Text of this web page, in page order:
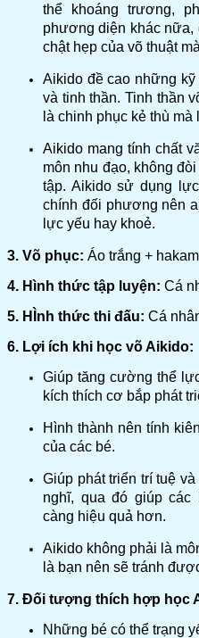
thể khoáng trương,
phương diện khác nữa,
chật hẹp của võ thuật
Aikido đề cao những
và tinh thần. Tinh thần
là chinh phục kẻ thù
Aikido mang tính chất
môn nhu đạo, không
tập. Aikido sử dụng
chính đối phương nên
lực yếu hay khoẻ.
3. Võ phục: Áo trắng +
4. Hình thức tập luyện: Cá
5. HÌnh thức thi đấu: Cá
6. Lợi ích khi học võ Aikido:
Giúp tăng cường thể
kích thích cơ bắp phát
Hình thành nên tính
của các bé.
Giúp phát triển trí tuệ
nghĩ, qua đó giúp các
càng hiệu quả hơn.
Aikido không phải là
là bạn nên sẽ tránh
7. Đối tượng thích hợp học
Những bé có thể trạng